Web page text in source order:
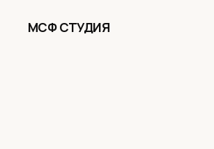
МСФ СТУДИЯ